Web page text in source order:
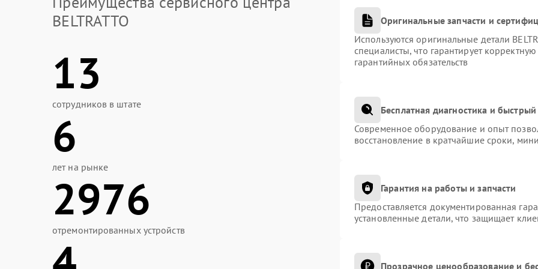
BELTRATTO
13
сотрудников в штате
6
лет на рынке
2976
отремонтированных устройств
Оригинальные запчасти и
Используются оригинальные детали
специалисты, что гарантирует
гарантийных обязательств
Бесплатная диагностика и
Современное оборудование и опыт
восстановление в кратчайшие сроки,
Гарантия на работы и запчасти
Предоставляется документированная
установленные детали, что защищает
Прозрачное ценообразование и